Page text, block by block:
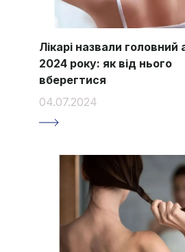
Лікарі назвали головний
2024 року: як від нього
вберегтися
04.07.2024